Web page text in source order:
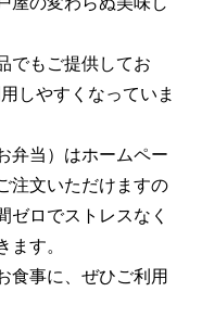
でもご提供してお
しやすくなっていま
弁当）はホームペー
注文いただけますの
ゼロでストレスなく
ます。
食事に、ぜひご利用